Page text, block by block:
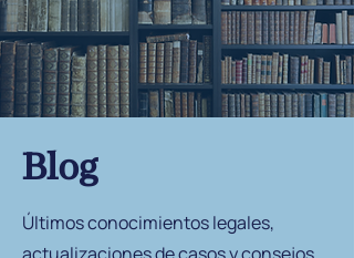
Blog
Últimos conocimientos legales,